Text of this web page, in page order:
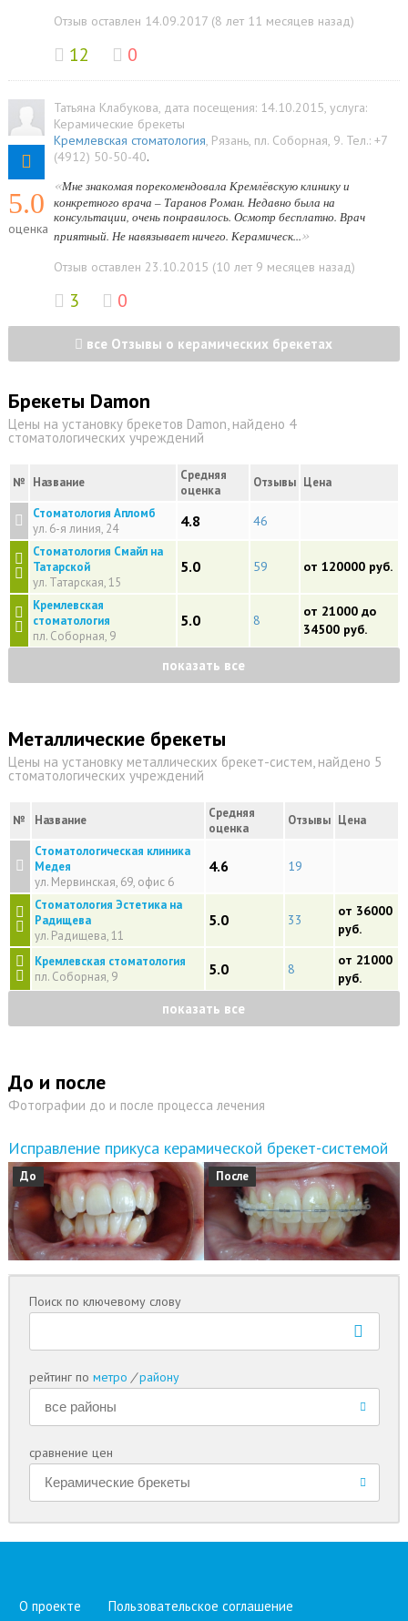
Отзыв оставлен 14.09.2017 (8 лет 11 месяцев назад)
12 0
5.0
оценка
Татьяна Клабукова, дата посещения: 14.10.2015, услуга:
Керамические брекеты
Кремлевская стоматология, Рязань, пл. Соборная, 9. Тел.: +7
(4912) 50-50-40.
«Мне знакомая порекомендовала Кремлёвскую клинику и
конкретного врача – Таранов Роман. Недавно была на
консультации, очень понравилось. Осмотр бесплатно. Врач
приятный. Не навязывает ничего. Керамическ...»
Отзыв оставлен 23.10.2015 (10 лет 9 месяцев назад)
3 0
все Отзывы о керамических брекетах
Брекеты Damon
Цены на установку брекетов Damon, найдено 4
стоматологических учреждений
№ Название
Средняя
оценка
Отзывы Цена
Стоматология Апломб
ул. 6-я линия, 24
4.8 46
Стоматология Смайл на
Татарской
ул. Татарская, 15
5.0 59 от 120000 руб.
Кремлевская
стоматология
пл. Соборная, 9
5.0 8
от 21000 до
34500 руб.
показать все
Металлические брекеты
Цены на установку металлических брекет-систем, найдено 5
стоматологических учреждений
№ Название
Средняя
оценка
Отзывы Цена
Стоматологическая клиника
Медея
ул. Мервинская, 69, офис 6
4.6 19
Стоматология Эстетика на
Радищева
ул. Радищева, 11
5.0 33
от 36000
руб.
Кремлевская стоматология
пл. Соборная, 9
5.0 8
от 21000
руб.
показать все
До и после
Фотографии до и после процесса лечения
Исправление прикуса керамической брекет-системой
До После
Поиск по ключевому слову
рейтинг пометро / району
сравнение цен
О проекте
Пользовательское соглашение